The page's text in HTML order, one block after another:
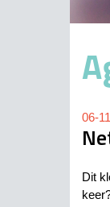
06-
Dit